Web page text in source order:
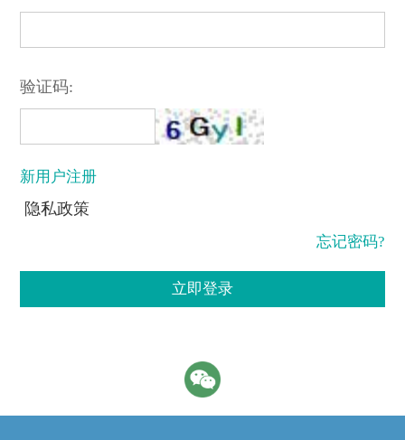
验证码:
新用户注册
隐私政策
忘记密码?
立即登录